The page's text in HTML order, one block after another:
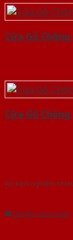
Cửa Gỗ
Cửa Gỗ
Với kinh nghiệm
Gửi yêu cầu tư vấn